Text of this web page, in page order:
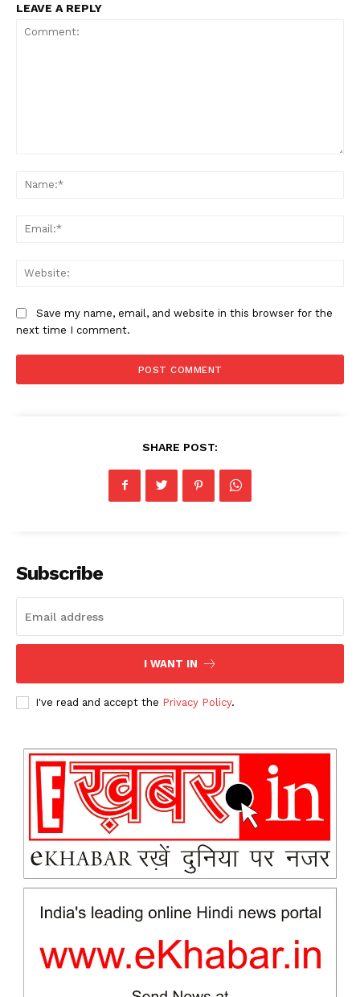
News Week
Magazine PRO
LEAVE A REPLY
Save my name, email, and website in this browser for the
next time I comment.
SHARE POST:
Subscribe
I WANT IN
I've read and accept the Privacy Policy.